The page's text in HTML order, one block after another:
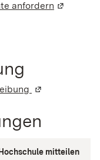
anfordern (Wird in
neuen Fenster
neuen Fenster
(Wird in
mitteilen